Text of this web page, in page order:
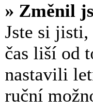
» Změnil
Jste si jisti,
čas liší od
nastavili
ruční